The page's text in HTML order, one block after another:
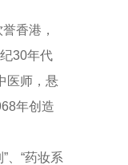
香港，
30年代
医师，悬
年创造
、“药妆系